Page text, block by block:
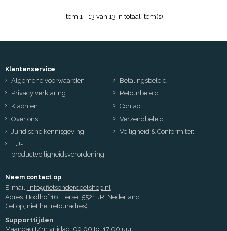
Item 1 - 13 van 13 in totaal item(s)
Klantenservice
Algemene voorwaarden
Betalingsbeleid
Privacy verklaring
Retourbeleid
Klachten
Contact
Over ons
Verzendbeleid
Juridische kennisgeving
Veiligheid & Conformiteit
EU-
productveiligheidsverordening
Neem contact op
E-mail: info@fietsonderdeelshop.nl
Adres: Hoolhof 16, Eersel 5521 JR, Nederland
(let op, niet het retouradres)
Supporttijden
Maandag t/m vrijdag: 09:00 tot 17:00 uur